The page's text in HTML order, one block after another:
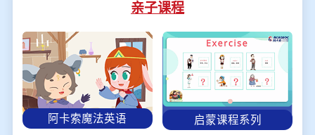
亲子课程
阿卡索魔法英语 启蒙课程系列